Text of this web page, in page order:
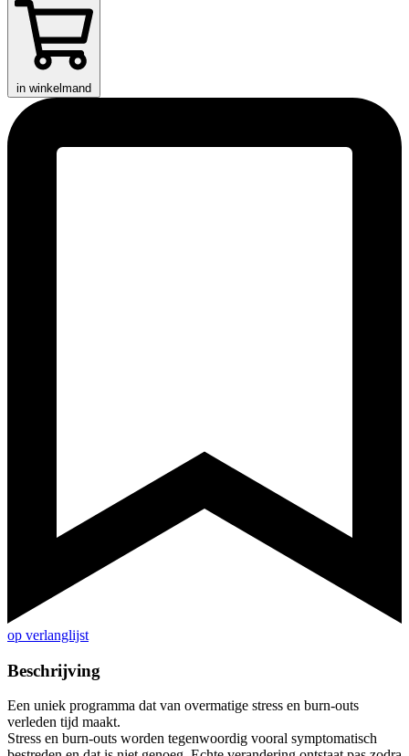
in winkelmand
op verlanglijst
Beschrijving
Een uniek programma dat van overmatige stress en burn-outs
verleden tijd maakt.
Stress en burn-outs worden tegenwoordig vooral symptomatisch